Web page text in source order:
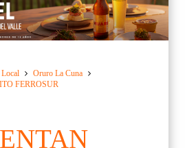
Oruro La Cuna
FERROSUR